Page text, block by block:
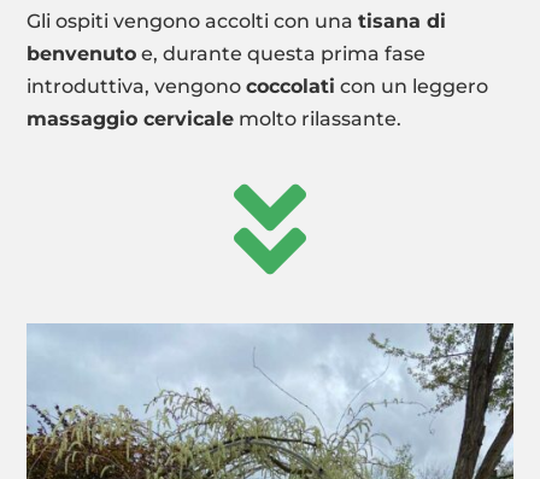
Gli ospiti vengono accolti con unatisana di
benvenuto e, durante questa prima fase
introduttiva, vengonococcolati con un leggero
massaggio cervicale molto rilassante.
